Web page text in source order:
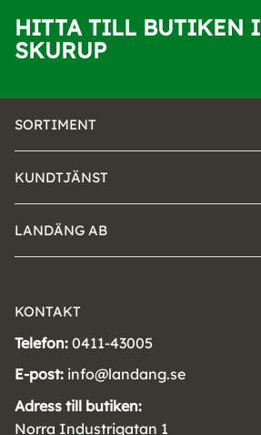
HITTA TILL BUTIKEN I
SKURUP
SORTIMENT
KUNDTJÄNST
LANDÄNG AB
KONTAKT
Telefon: 0411-43005
E-post: info@landang.se
Adress till butiken:
Norra Industrigatan 1